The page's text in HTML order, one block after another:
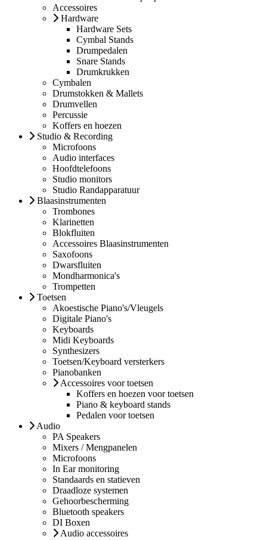
Accessoires
Hardware
Hardware Sets
Cymbal Stands
Drumpedalen
Snare Stands
Drumkrukken
Cymbalen
Drumstokken & Mallets
Drumvellen
Percussie
Koffers en hoezen
Studio & Recording
Microfoons
Audio interfaces
Hoofdtelefoons
Studio monitors
Studio Randapparatuur
Blaasinstrumenten
Trombones
Klarinetten
Blokfluiten
Accessoires Blaasinstrumenten
Saxofoons
Dwarsfluiten
Mondharmonica's
Trompetten
Toetsen
Akoestische Piano's/Vleugels
Digitale Piano's
Keyboards
Midi Keyboards
Synthesizers
Toetsen/Keyboard versterkers
Pianobanken
Accessoires voor toetsen
Koffers en hoezen voor toetsen
Piano & keyboard stands
Pedalen voor toetsen
Audio
PA Speakers
Mixers / Mengpanelen
Microfoons
In Ear monitoring
Standaards en statieven
Draadloze systemen
Gehoorbescherming
Bluetooth speakers
DI Boxen
Audio accessoires